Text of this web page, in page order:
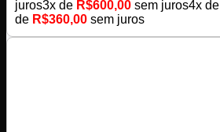
juros3x de R$600,00 sem juros4x de
de R$360,00 sem juros